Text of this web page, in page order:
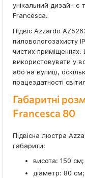
унікальний дизайн є
Francesca.
Підвіс Azzardo
пиловологозахисту
чистих
використовувати у
або на вулиці,
працездатності
Габаритні
Francesca 80
Підвісна люстра
габарити:
висота: 150 см;
діаметр: 80 см;